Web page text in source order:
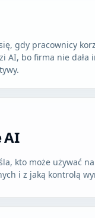
gdy pracownicy
AI, bo firma nie dała
AI
kto może używać
i z jaką kontrolą